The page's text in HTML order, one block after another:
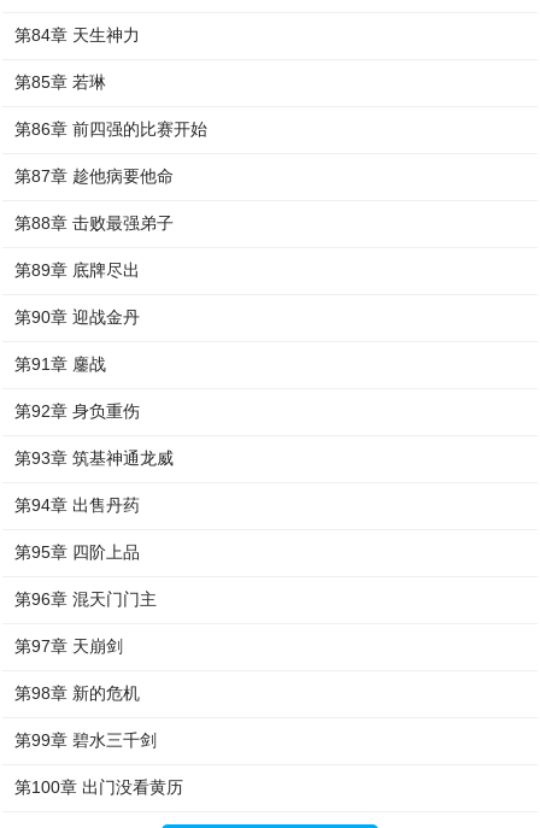
第84章 天生神力
第85章 若琳
第86章 前四强的比赛开始
第87章 趁他病要他命
第88章 击败最强弟子
第89章 底牌尽出
第90章 迎战金丹
第91章 鏖战
第92章 身负重伤
第93章 筑基神通龙威
第94章 出售丹药
第95章 四阶上品
第96章 混天门门主
第97章 天崩剑
第98章 新的危机
第99章 碧水三千剑
第100章 出门没看黄历